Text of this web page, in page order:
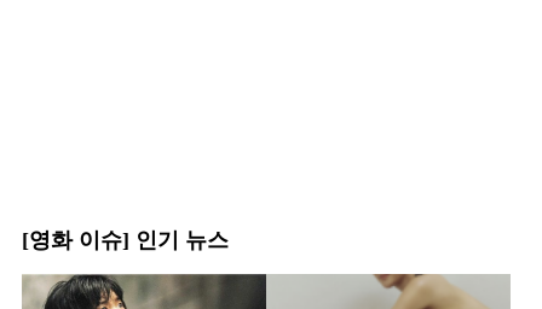
[영화 이슈] 인기 뉴스